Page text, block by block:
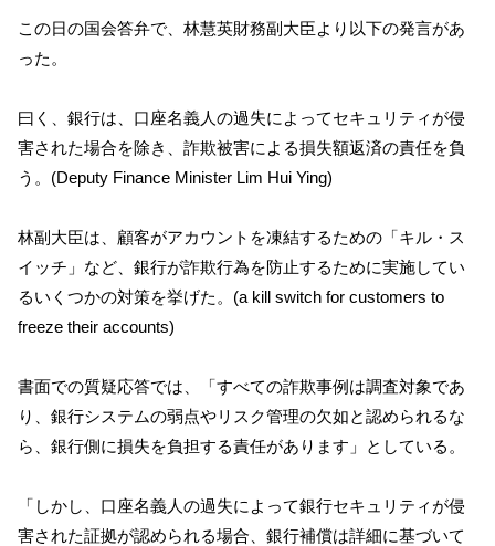
この日の国会答弁で、林慧英財務副大臣より以下の発言があ
った。
曰く、銀行は、口座名義人の過失によってセキュリティが侵
害された場合を除き、詐欺被害による損失額返済の責任を負
う。(Deputy Finance Minister Lim Hui Ying)
林副大臣は、顧客がアカウントを凍結するための「キル・ス
イッチ」など、銀行が詐欺行為を防止するために実施してい
るいくつかの対策を挙げた。(a kill switch for customers to
freeze their accounts)
書面での質疑応答では、「すべての詐欺事例は調査対象であ
り、銀行システムの弱点やリスク管理の欠如と認められるな
ら、銀行側に損失を負担する責任があります」としている。
「しかし、口座名義人の過失によって銀行セキュリティが侵
害された証拠が認められる場合、銀行補償は詳細に基づいて